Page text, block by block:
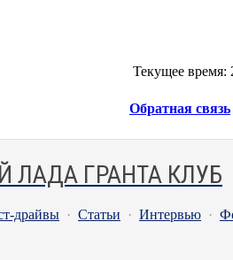
Текущее время:
Обратная связь
ГРАНТА КЛУБ
драйвы · Статьи · Интервью ·